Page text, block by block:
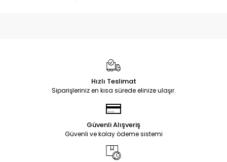
Hızlı Teslimat
Siparişleriniz en kısa sürede elinize ulaşır.
Güvenli Alışveriş
Güvenli ve kolay ödeme sistemi